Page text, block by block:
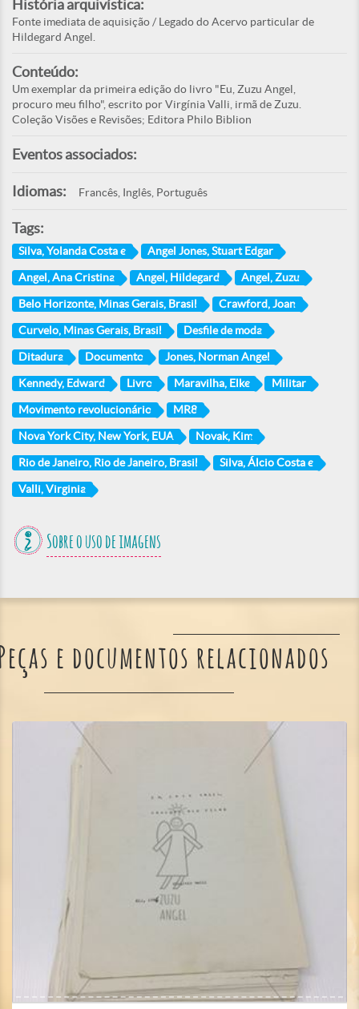
História arquivística:
Fonte imediata de aquisição / Legado do Acervo particular de
Hildegard Angel.
Conteúdo:
Um exemplar da primeira edição do livro "Eu, Zuzu Angel,
procuro meu filho", escrito por Virgínia Valli, irmã de Zuzu.
Coleção Visões e Revisões; Editora Philo Biblion
Eventos associados:
Idiomas: Francês, Inglês, Português
Tags:
Silva, Yolanda Costa e Angel Jones, Stuart Edgar
Angel, Ana Cristina Angel, Hildegard Angel, Zuzu
Belo Horizonte, Minas Gerais, Brasil Crawford, Joan
Curvelo, Minas Gerais, Brasil Desfile de moda
Ditadura Documento Jones, Norman Angel
Kennedy, Edward Livro Maravilha, Elke Militar
Movimento revolucionário MR8
Nova York City, New York, EUA Novak, Kim
Rio de Janeiro, Rio de Janeiro, Brasil Silva, Álcio Costa e
Valli, Virginia
Sobre o uso de imagens
e documentos relacionados